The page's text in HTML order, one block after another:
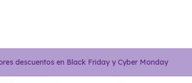
descuentos en Black Friday y Cyber Monday